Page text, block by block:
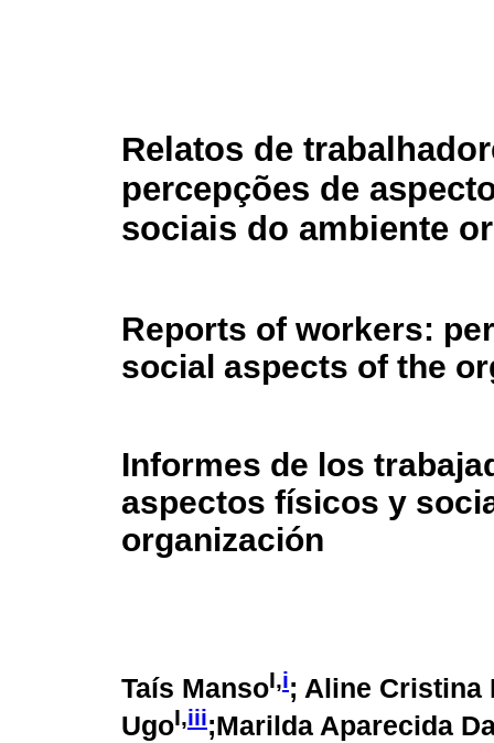
Relatos de
percepções de
sociais do ambiente
Reports of workers:
social aspects of the
Informes de los
aspectos físicos y
organización
Taís MansoI,i; Aline Cristina
UgoI,iii;Marilda Aparecida